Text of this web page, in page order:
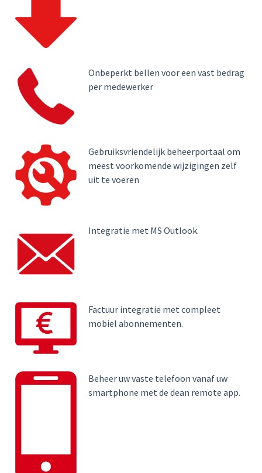
Onbeperkt bellen voor een vast bedrag
per medewerker
Gebruiksvriendelijk beheerportaal om
meest voorkomende wijzigingen zelf
uit te voeren
Integratie met MS Outlook.
Factuur integratie met compleet
mobiel abonnementen.
Beheer uw vaste telefoon vanaf uw
smartphone met de dean remote app.